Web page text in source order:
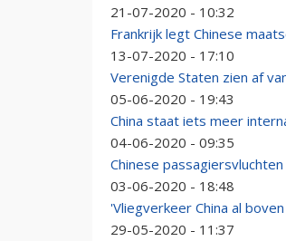
21-07-2020 - 10:32
Frankrijk legt Chinese
13-07-2020 - 17:10
Verenigde Staten zien af
05-06-2020 - 19:43
China staat iets meer
04-06-2020 - 09:35
Chinese
03-06-2020 - 18:48
'Vliegverkeer China al
29-05-2020 - 11:37